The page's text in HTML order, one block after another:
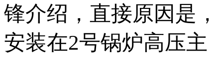
锋介绍，直接原因是，
安装在2号锅炉高压主